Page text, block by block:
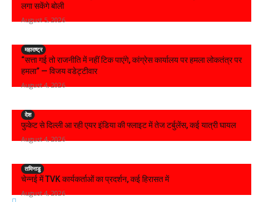
लगा सकेंगे बोली
August 5, 2026
महाराष्ट्र
“सत्ता गई तो राजनीति में नहीं टिक पाएंगे, कांग्रेस कार्यालय पर हमला लोकतंत्र पर
हमला” — विजय वडेट्टीवार
August 4, 2026
देश
फुकेट से दिल्ली आ रही एयर इंडिया की फ्लाइट में तेज टर्बुलेंस, कई यात्री घायल
August 4, 2026
तमिनाडु
चेन्नई में TVK कार्यकर्ताओं का प्रदर्शन, कई हिरासत में
August 4, 2026